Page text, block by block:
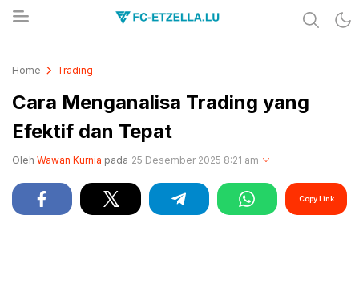
Home Trading
Cara Menganalisa Trading yang
Efektif dan Tepat
Oleh Wawan Kurnia pada 25 Desember 2025 8:21 am
Copy Link